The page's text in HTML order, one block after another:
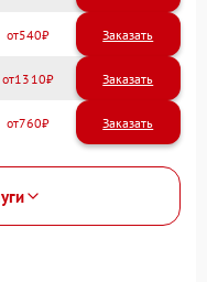
540
1310
760